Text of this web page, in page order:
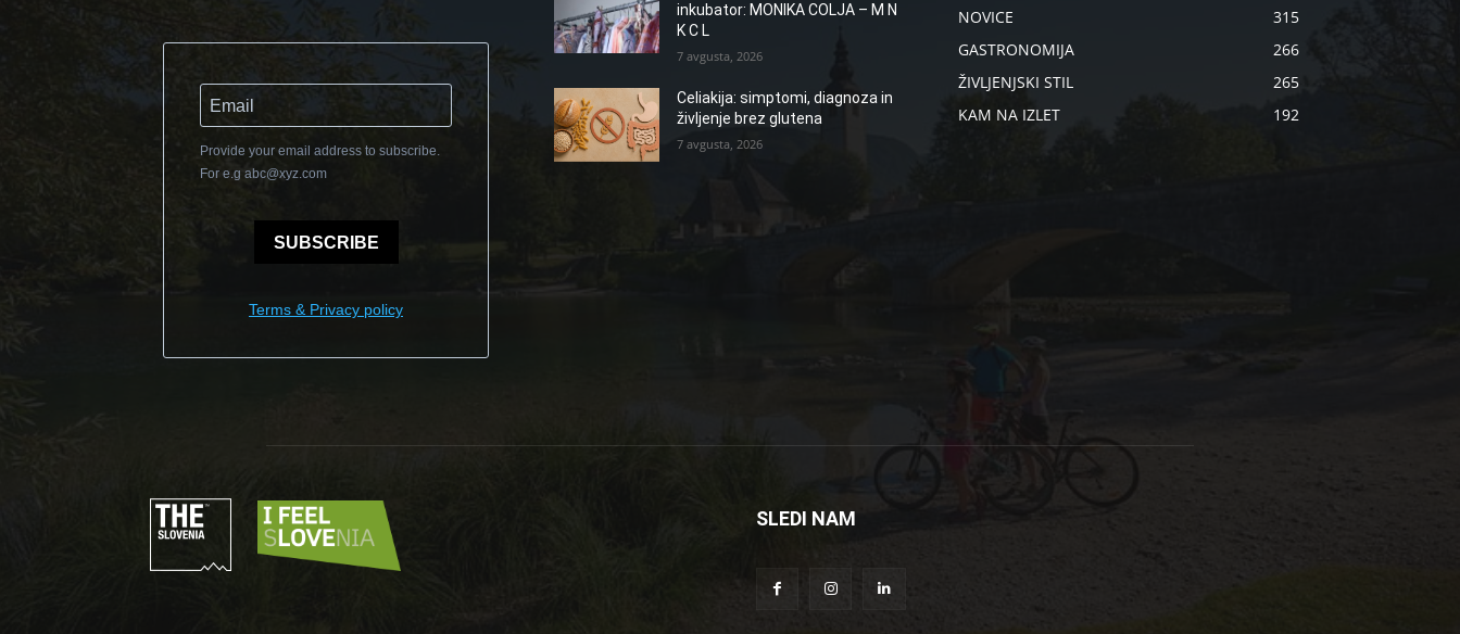
Provide your email address to subscribe.
For e.g abc@xyz.com
SUBSCRIBE
Terms & Privacy policy
inkubator: MONIKA COLJA – M N
K C L
7 avgusta, 2026
Celiakija: simptomi, diagnoza in
življenje brez glutena
7 avgusta, 2026
NOVICE
315
GASTRONOMIJA
266
ŽIVLJENJSKI STIL
265
KAM NA IZLET
192
SLEDI NAM